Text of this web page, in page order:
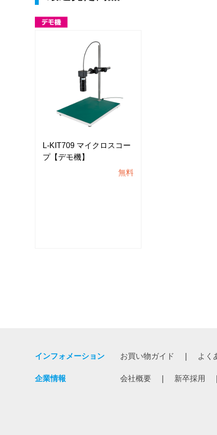
L-KIT709 マイクロスコー
プ【デモ機】
無料
インフォメーション お買い物ガイド よく
企業情報 会社概要 新卒採用